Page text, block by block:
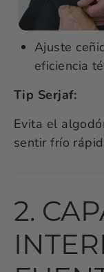
Ajuste
eficiencia
Tip Serjaf:
Evita el
sentir frío
2.